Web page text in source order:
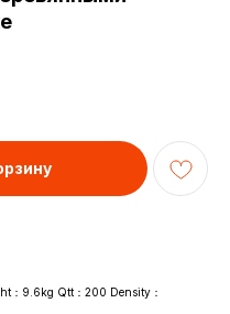
：9.6kg Qtt：200 Density：